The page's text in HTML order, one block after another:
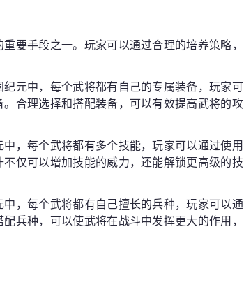
要手段之一。玩家可以通过合理的培养策略，
元中，每个武将都有自己的专属装备，玩家可
合理选择和搭配装备，可以有效提高武将的攻
，每个武将都有多个技能，玩家可以通过使用
仅可以增加技能的威力，还能解锁更高级的技
，每个武将都有自己擅长的兵种，玩家可以通
兵种，可以使武将在战斗中发挥更大的作用，